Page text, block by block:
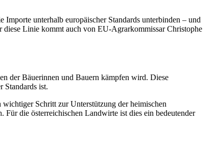
unterhalb europäischer Standards unterbinden – und
diese Linie kommt auch von EU-Agrarkommissar Christophe
der Bäuerinnen und Bauern kämpfen wird. Diese
Standards ist.
Schritt zur Unterstützung der heimischen
die österreichischen Landwirte ist dies ein bedeutender